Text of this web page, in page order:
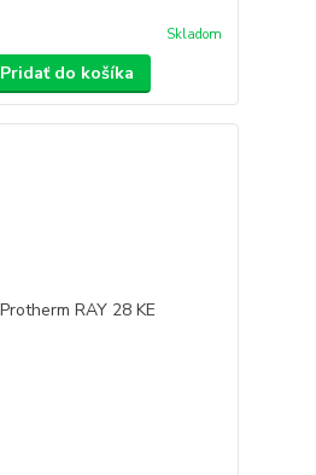
Skladom
Pridať do košíka